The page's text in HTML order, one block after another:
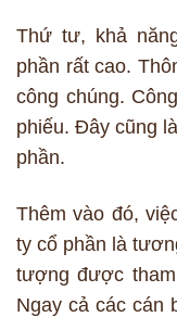
Thứ tư, khả
phần rất cao.
công chúng.
phiếu. Đây cũng
phần.
Thêm vào đó,
ty cổ phần là
tượng được
Ngay cả các cán